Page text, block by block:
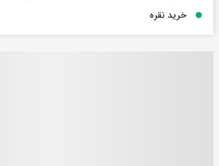
خرید نقره